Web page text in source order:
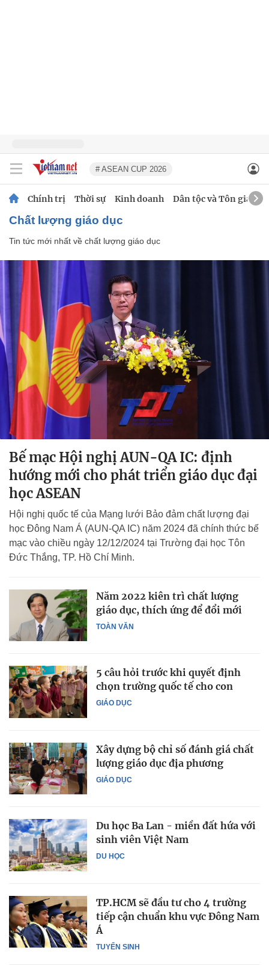
# ASEAN CUP 2026
Chính trị Thời sự Kinh doanh Dân tộc và Tôn giáo
chất lượng giáo dục
Tin tức mới nhất về chất lượng giáo dục
Bế mạc Hội nghị AUN-QA IC: định
hướng mới cho phát triển giáo dục đại
học ASEAN
Hội nghị quốc tế của Mạng lưới Bảo đảm chất lượng đại
học Đông Nam Á (AUN-QA IC) năm 2024 đã chính thức bế
mạc vào chiều ngày 12/12/2024 tại Trường đại học Tôn
Đức Thắng, TP. Hồ Chí Minh.
TOÀN VĂN
Năm 2022 kiên trì chất lượng
giáo dục, thích ứng để đổi mới
GIÁO DỤC
5 câu hỏi trước khi quyết định
chọn trường quốc tế cho con
GIÁO DỤC
Xây dựng bộ chỉ số đánh giá chất
lượng giáo dục địa phương
DU HỌC
Du học Ba Lan - miền đất hứa với
sinh viên Việt Nam
TUYỂN SINH
TP.HCM sẽ đầu tư cho 4 trường
tiếp cận chuẩn khu vực Đông Nam
Á